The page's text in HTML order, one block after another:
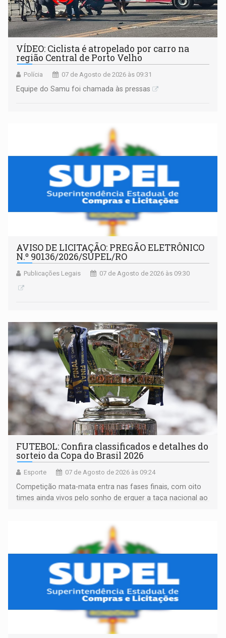
VÍDEO: Ciclista é atropelado por carro na
região Central de Porto Velho
Polícia 07 de Agosto de 2026 às 09:31
Equipe do Samu foi chamada às pressas
AVISO DE LICITAÇÃO: PREGÃO ELETRÔNICO
N.º 90136/2026/SUPEL/RO
Publicações Legais 07 de Agosto de 2026 às 09:30
FUTEBOL: Confira classificados e detalhes do
sorteio da Copa do Brasil 2026
Esporte 07 de Agosto de 2026 às 09:24
Competição mata-mata entra nas fases finais, com oito
times ainda vivos pelo sonho de erguer a taça nacional ao